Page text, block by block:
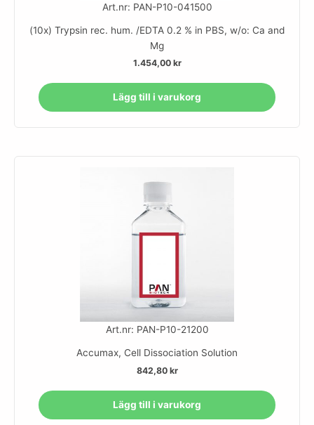
Art.nr: PAN-P10-041500
(10x) Trypsin rec. hum. /EDTA 0.2 % in PBS, w/o: Ca and
Mg
1.454,00 kr
Lägg till i varukorg
Art.nr: PAN-P10-21200
Accumax, Cell Dissociation Solution
842,80 kr
Lägg till i varukorg